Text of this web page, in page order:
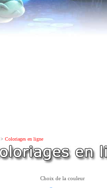
> Coloriages en ligne
Choix de la couleur